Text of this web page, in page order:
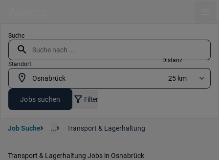
Suche
Standort
Distanz
Jobs suchen Filter
Job Suche ... Transport & Lagerhaltung
Transport & Lagerhaltung Jobs in Osnabrück